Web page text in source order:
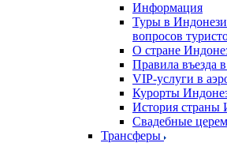
Информация
Туры в
вопросов
О стране
Правила въезда
VIP-услуги в
Курорты
История страны
Свадебные
Трансферы